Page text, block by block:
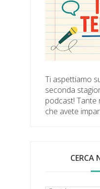
Ti aspettiamo
seconda
podcast! Tante
che avete
CERCA